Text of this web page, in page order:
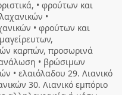
• φρούτων και
•
• φρούτων και
καρπών, προσωρινά
• βρώσιμων
• ελαιόλαδου 29. Λιανικό
30. Λιανικό εμπόριο